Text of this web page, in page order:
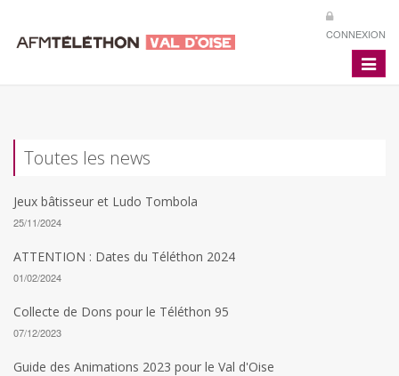
CONNEXION
Toggle
Toutes les news
Jeux bâtisseur et Ludo Tombola
25/11/2024
ATTENTION : Dates du Téléthon 2024
01/02/2024
Collecte de Dons pour le Téléthon 95
07/12/2023
Guide des Animations 2023 pour le Val d'Oise